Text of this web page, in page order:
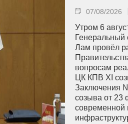
07/08/2026
Утром 6
Генеральный
Лам провёл
вопросам
ЦК КПВ XI
Заключения
созыва от 23
современной